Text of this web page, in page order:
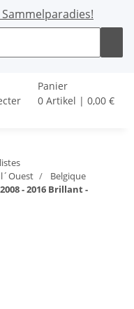
Panier
0 Artikel | 0,00 €
Belgique
- 2016 Brillant -